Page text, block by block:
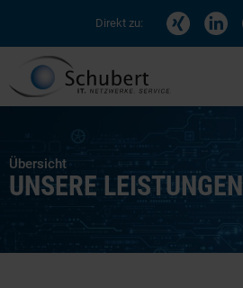
Direkt zu:
Übersicht
UNSERE LEISTUNGEN